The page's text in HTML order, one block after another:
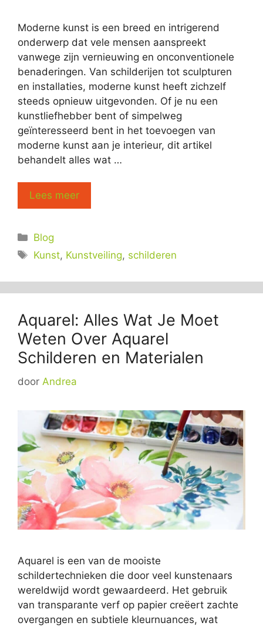
Moderne kunst is een breed en intrigerend
onderwerp dat vele mensen aanspreekt
vanwege zijn vernieuwing en onconventionele
benaderingen. Van schilderijen tot sculpturen
en installaties, moderne kunst heeft zichzelf
steeds opnieuw uitgevonden. Of je nu een
kunstliefhebber bent of simpelweg
geïnteresseerd bent in het toevoegen van
moderne kunst aan je interieur, dit artikel
behandelt alles wat …
Lees meer
Categorieën
Blog
Tags
Kunst, Kunstveiling, schilderen
Aquarel: Alles Wat Je Moet
Weten Over Aquarel
Schilderen en Materialen
door Andrea
Aquarel is een van de mooiste
schildertechnieken die door veel kunstenaars
wereldwijd wordt gewaardeerd. Het gebruik
van transparante verf op papier creëert zachte
overgangen en subtiele kleurnuances, wat